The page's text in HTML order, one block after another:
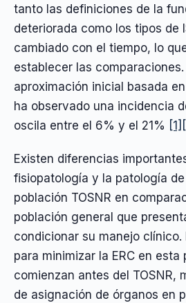
tanto las definiciones de la
deteriorada como los tipos de
cambiado con el tiempo, lo
establecer las
aproximación inicial basada
ha observado una incidencia
oscila entre el 6% y el 21% [1]
Existen diferencias
fisiopatología y la patología de
población TOSNR en
población general que
condicionar su manejo
para minimizar la ERC en esta
comienzan antes del TOSNR,
de asignación de órganos en